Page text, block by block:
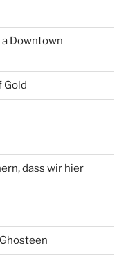
Downtown
Gold
dass wir hier